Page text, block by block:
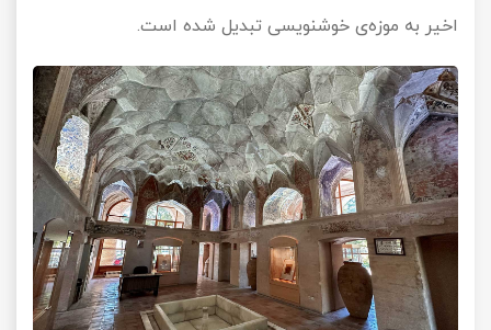
اخیر به موزه‌ی خوشنویسی تبدیل شده است.